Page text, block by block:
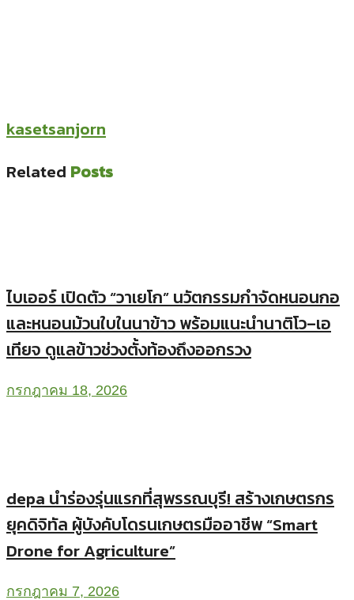
kasetsanjorn
Related Posts
ไบเออร์ เปิดตัว “วาเยโก” นวัตกรรมกำจัดหนอนกอ
และหนอนม้วนใบในนาข้าว พร้อมแนะนำนาติโว–เอ
เทียจ ดูแลข้าวช่วงตั้งท้องถึงออกรวง
กรกฎาคม 18, 2026
depa นำร่องรุ่นแรกที่สุพรรณบุรี! สร้างเกษตรกร
ยุคดิจิทัล ผู้บังคับโดรนเกษตรมืออาชีพ “Smart
Drone for Agriculture”
กรกฎาคม 7, 2026